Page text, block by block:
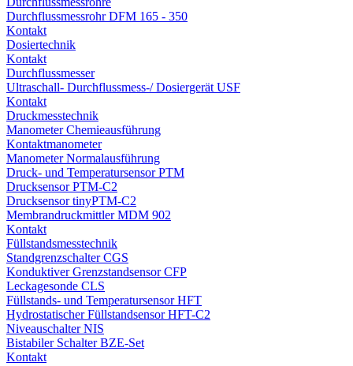
Durchflussmessrohr DFM 165 - 350
Kontakt
Dosiertechnik
Kontakt
Durchflussmesser
Ultraschall- Durchflussmess-/ Dosiergerät USF
Kontakt
Druckmesstechnik
Manometer Chemieausführung
Kontaktmanometer
Manometer Normalausführung
Druck- und Temperatursensor PTM
Drucksensor PTM-C2
Drucksensor tinyPTM-C2
Membrandruckmittler MDM 902
Kontakt
Füllstandsmesstechnik
Standgrenzschalter CGS
Konduktiver Grenzstandsensor CFP
Leckagesonde CLS
Füllstands- und Temperatursensor HFT
Hydrostatischer Füllstandsensor HFT-C2
Niveauschalter NIS
Bistabiler Schalter BZE-Set
Kontakt